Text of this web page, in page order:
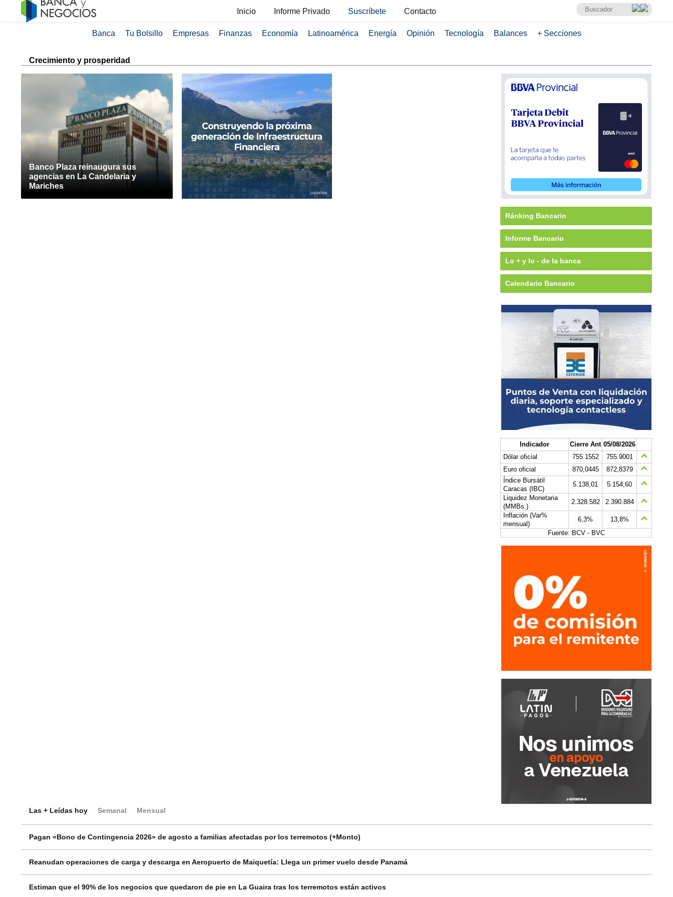
Inicio Informe Privado Suscríbete Contacto
Banca Tu Bolsillo Empresas Finanzas Economía Latinoamérica Energía Opinión Tecnología Balances + Secciones
Crecimiento y prosperidad
Banco Plaza reinaugura sus
agencias en La Candelaria y
Mariches
Ránking Bancario
Informe Bancario
Lo + y lo - de la banca
Calendario Bancario
Indicador Cierre Ant 05/08/2026
Dólar oficial
755.1552
755.9001
Euro oficial
870,0445
872,8379
Índice Bursátil
Caracas (IBC)
5.138,01
5.154,60
Liquidez Monetaria
(MMBs.)
2.328.582
2.390.884
Inflación (Var%
mensual)
6,3%
13,8%
Fuente: BCV - BVC
Las + Leídas hoy Semanal Mensual
Pagan «Bono de Contingencia 2026» de agosto a familias afectadas por los terremotos (+Monto)
Reanudan operaciones de carga y descarga en Aeropuerto de Maiquetía: Llega un primer vuelo desde Panamá
Estiman que el 90% de los negocios que quedaron de pie en La Guaira tras los terremotos están activos